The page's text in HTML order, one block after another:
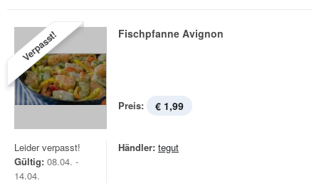
Verpasst! Fischpfanne Avignon
Preis: € 1,99
Leider verpasst!
Gültig: 08.04. -
14.04.
Händler: tegut